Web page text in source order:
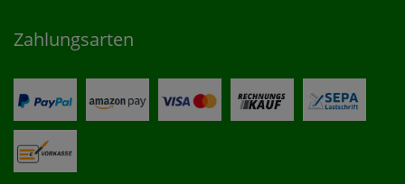
Zahlungsarten